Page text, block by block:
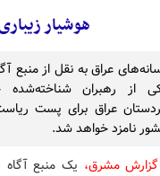
هوشیار
عراق به نقل از منبع
از رهبران
عراق برای پست
نامزد خواهد شد.
مشرق، یک منبع آگاه